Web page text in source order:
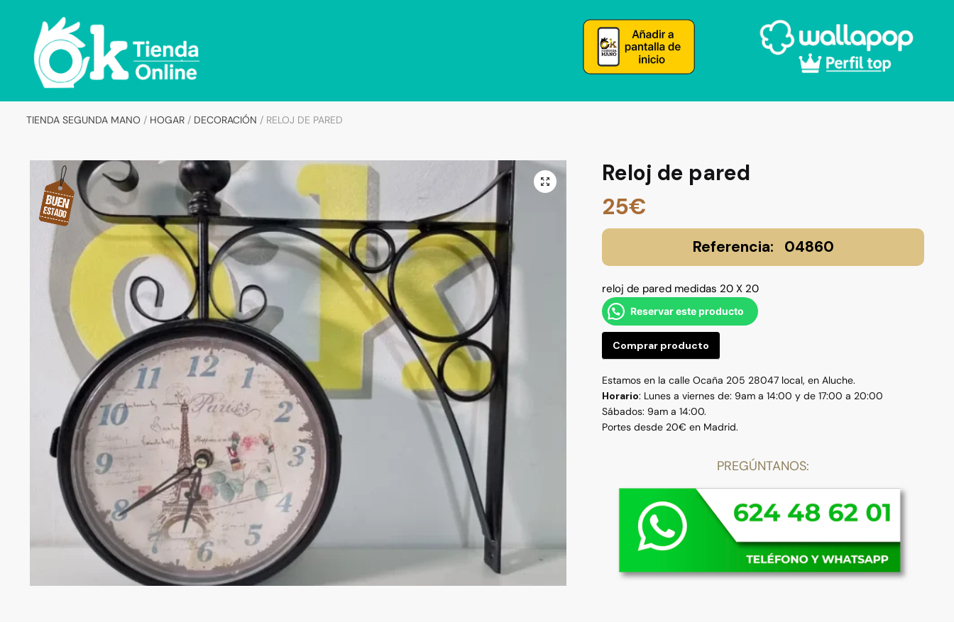
navigation
content
TIENDA SEGUNDA MANO / HOGAR/ DECORACIÓN / RELOJ DE PARED
Reloj de pared
25€
04860
reloj de pared medidas 20 X 20
Reservar este producto
Comprar producto
Estamos en la calle Ocaña 205 28047 local, en Aluche.
Horario: Lunes a viernes de: 9am a 14:00 y de 17:00 a 20:00
Sábados: 9am a 14:00.
Portes desde 20€ en Madrid.
PREGÚNTANOS: